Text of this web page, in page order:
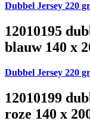
Dubbel Jersey 220
12010195
blauw 140 x
Dubbel Jersey 220
12010199
roze 140 x